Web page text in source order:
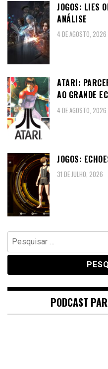
JOGOS: LIES
ANÁLISE
4 DE AGOSTO, 2026
ATARI:
AO GRANDE
4 DE AGOSTO, 2026
JOGOS:
31 DE JULHO, 2026
Pesquisar
por:
PODCAST